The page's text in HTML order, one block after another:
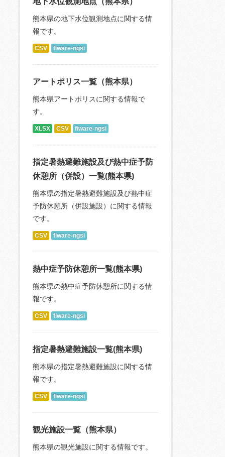
熊本県の地下水位観測地点に関する情
報です。
CSV fiware-ngsi
アートポリス一覧（熊本県）
熊本県アートポリスに関する情報で
す。
XLSX CSV fiware-ngsi
指定暑熱避難施設及び熱中症予防
休憩所（併設）一覧(熊本県)
熊本県の指定暑熱避難施設及び熱中症
予防休憩所（併設施設）に関する情報
です。
CSV fiware-ngsi
熱中症予防休憩所一覧(熊本県)
熊本県の熱中症予防休憩所に関する情
報です。
CSV fiware-ngsi
指定暑熱避難施設一覧(熊本県)
熊本県の指定暑熱避難施設に関する情
報です。
CSV fiware-ngsi
観光施設一覧（熊本県）
熊本県の観光施設に関する情報です。